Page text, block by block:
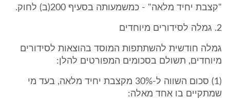
"קצבת יחיד מלאה" - כמשמעותה בסעיף 200(ב) לחוק.
2. גמלה לסידורים מיוחדים
גמלה חודשית להשתתפות המוסד בהוצאות לסידורים
מיוחדים, תשולם בסכומים המפורטים להלן:
(1) סכום השווה ל-30% מקצבת יחיד מלאה, בעד מי
שמתקיים בו אחד מאלה: